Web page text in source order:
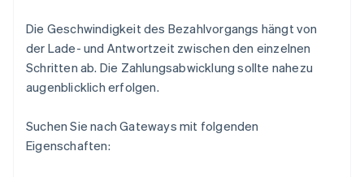
Die Geschwindigkeit des Bezahlvorgangs hängt von
der Lade- und Antwortzeit zwischen den einzelnen
Schritten ab. Die Zahlungsabwicklung sollte nahezu
augenblicklich erfolgen.
Suchen Sie nach Gateways mit folgenden
Eigenschaften: